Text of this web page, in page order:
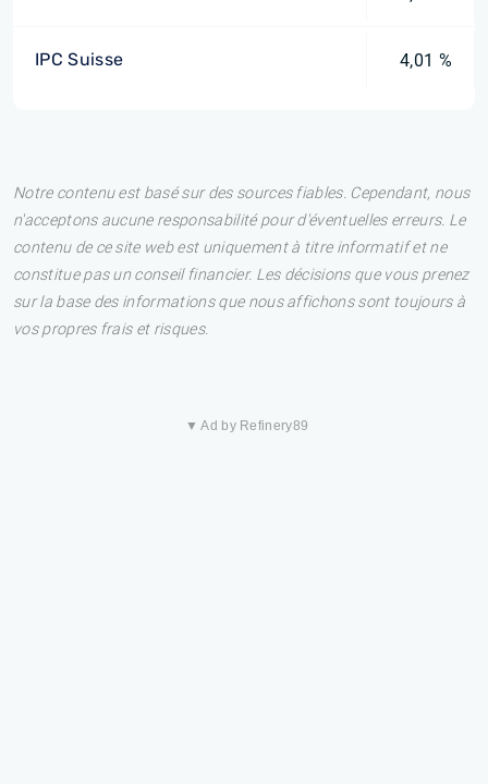
IPC Suisse 4,01 %
Notre contenu est basé sur des sources fiables. Cependant, nous
n'acceptons aucune responsabilité pour d'éventuelles erreurs. Le
contenu de ce site web est uniquement à titre informatif et ne
constitue pas un conseil financier. Les décisions que vous prenez
sur la base des informations que nous affichons sont toujours à
vos propres frais et risques.
▼ Ad by Refinery89